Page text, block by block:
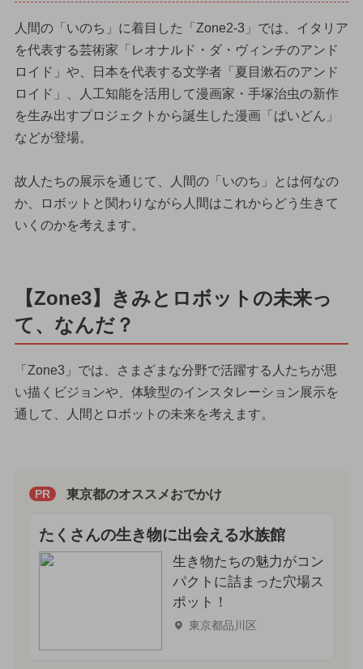
人間の「いのち」に着目した「Zone2-3」では、イタリア
を代表する芸術家「レオナルド・ダ・ヴィンチのアンド
ロイド」や、日本を代表する文学者「夏目漱石のアンド
ロイド」、人工知能を活用して漫画家・手塚治虫の新作
を生み出すプロジェクトから誕生した漫画「ぱいどん」
などが登場。
故人たちの展示を通じて、人間の「いのち」とは何なの
か、ロボットと関わりながら人間はこれからどう生きて
いくのかを考えます。
【Zone3】きみとロボットの未来っ
て、なんだ？
「Zone3」では、さまざまな分野で活躍する人たちが思
い描くビジョンや、体験型のインスタレーション展示を
通して、人間とロボットの未来を考えます。
PR 東京都のオススメおでかけ
たくさんの生き物に出会える水族館
生き物たちの魅力がコン
パクトに詰まった穴場ス
ポット！
東京都品川区